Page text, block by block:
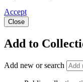
Accept
Close
Add to
Add new or search